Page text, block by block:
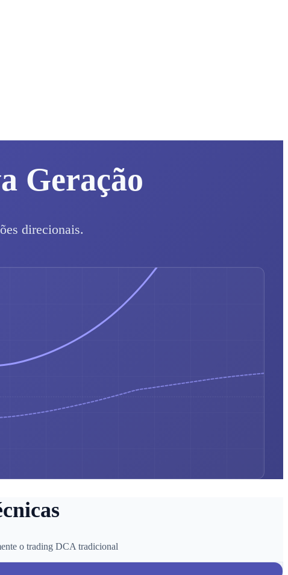
Geração
direcionais.
o trading DCA tradicional